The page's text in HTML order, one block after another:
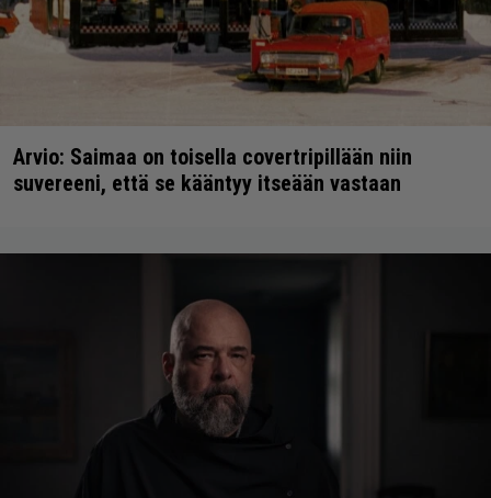
Arvio: Saimaa on toisella covertripillään niin
suvereeni, että se kääntyy itseään vastaan